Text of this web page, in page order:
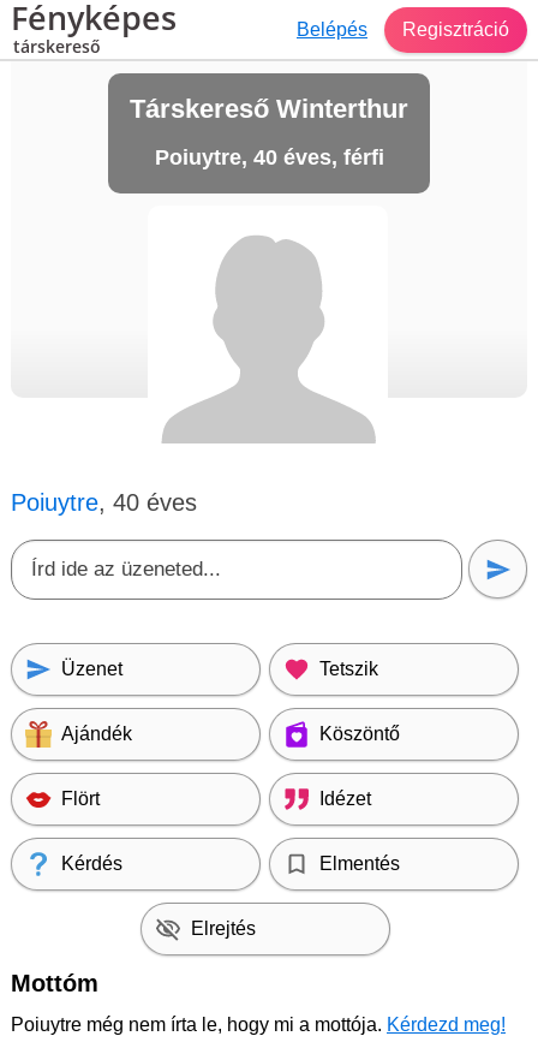
Fényképes
társkereső
Belépés Regisztráció
Társkereső Winterthur
Poiuytre, 40 éves, férfi
Poiuytre, 40 éves
Üzenet Tetszik
Ajándék Köszöntő
Flört Idézet
Kérdés Elmentés
Elrejtés
Mottóm
Poiuytre még nem írta le, hogy mi a mottója. Kérdezd meg!